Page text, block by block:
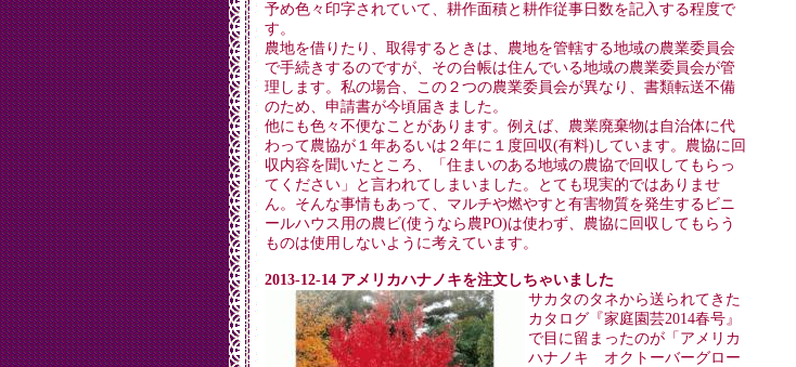
予め色々印字されていて、耕作面積と耕作従事日数を記入する程度で
す。
農地を借りたり、取得するときは、農地を管轄する地域の農業委員会
で手続きするのですが、その台帳は住んでいる地域の農業委員会が管
理します。私の場合、この２つの農業委員会が異なり、書類転送不備
のため、申請書が今頃届きました。
他にも色々不便なことがあります。例えば、農業廃棄物は自治体に代
わって農協が１年あるいは２年に１度回収(有料)しています。農協に回
収内容を聞いたところ、「住まいのある地域の農協で回収してもらっ
てください」と言われてしまいました。とても現実的ではありませ
ん。そんな事情もあって、マルチや燃やすと有害物質を発生するビニ
ールハウス用の農ビ(使うなら農PO)は使わず、農協に回収してもらう
ものは使用しないように考えています。
2013-12-14 アメリカハナノキを注文しちゃいました
サカタのタネから送られてきた
カタログ『家庭園芸2014春号』
で目に留まったのが「アメリカ
ハナノキ オクトーバーグロー